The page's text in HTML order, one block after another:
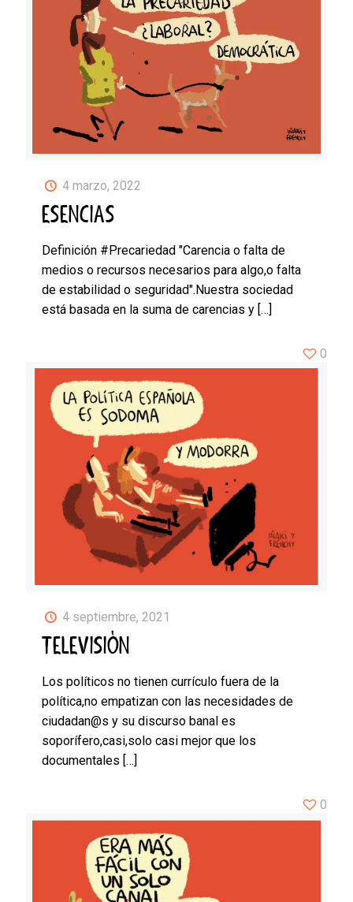
4 marzo, 2022
ESENCIAS
Definición #Precariedad "Carencia o falta de
medios o recursos necesarios para algo,o falta
de estabilidad o seguridad".Nuestra sociedad
está basada en la suma de carencias y […]
4 septiembre, 2021
TELEVISIÓN
Los políticos no tienen currículo fuera de la
política,no empatizan con las necesidades de
ciudadan@s y su discurso banal es
soporífero,casi,solo casi mejor que los
documentales […]
0
0